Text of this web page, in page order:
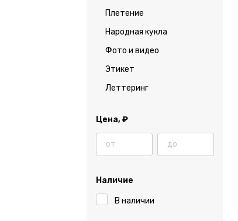
Плетение
Народная кукла
Фото и видео
Этикет
Леттеринг
Цена, ₽
Наличие
В наличии